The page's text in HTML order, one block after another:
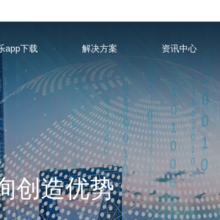
app下载 解决方案 资讯中心
创造优势
服务供应商